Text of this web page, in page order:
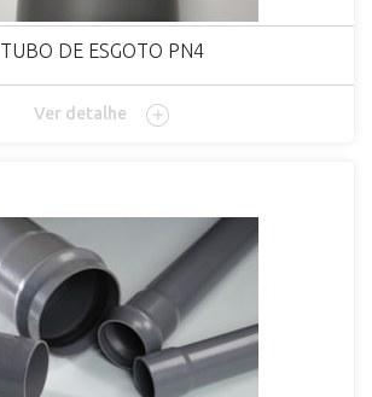
TUBO DE ESGOTO PN4
Ver detalhe